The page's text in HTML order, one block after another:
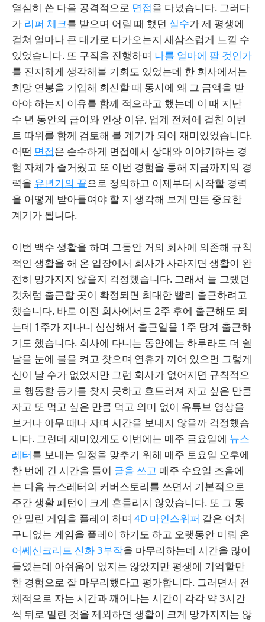
열심히 쓴 다음 공격적으로 면접을 다녔습니다. 그러다
가 리퍼 체크를 받으며 어릴 때 했던 실수가 제 평생에
걸쳐 얼마나 큰 대가로 다가오는지 새삼스럽게 느낄 수
있었습니다. 또 구직을 진행하며 나를 얼마에 팔 것인가
를 진지하게 생각해볼 기회도 있었는데 한 회사에서는
희망 연봉을 기입해 회신할 때 동시에 왜 그 금액을 받
아야 하는지 이유를 함께 적으라고 했는데 이 때 지난
수 년 동안의 급여와 인상 이유, 업계 전체에 걸친 이벤
트 따위를 함께 검토해 볼 계기가 되어 재미있었습니다.
어떤 면접은 순수하게 면접에서 상대와 이야기하는 경
험 자체가 즐거웠고 또 이번 경험을 통해 지금까지의 경
력을 유년기의 끝으로 정의하고 이제부터 시작할 경력
을 어떻게 받아들여야 할 지 생각해 보게 만든 중요한
계기가 됩니다.
이번 백수 생활을 하며 그동안 거의 회사에 의존해 규칙
적인 생활을 해 온 입장에서 회사가 사라지면 생활이 완
전히 망가지지 않을지 걱정했습니다. 그래서 늘 그랬던
것처럼 출근할 곳이 확정되면 최대한 빨리 출근하려고
했습니다. 바로 이전 회사에서도 2주 후에 출근해도 되
는데 1주가 지나니 심심해서 출근일을 1주 당겨 출근하
기도 했습니다. 회사에 다니는 동안에는 하루라도 더 쉴
날을 눈에 불을 켜고 찾으며 연휴가 끼어 있으면 그렇게
신이 날 수가 없었지만 그런 회사가 없어지면 규칙적으
로 행동할 동기를 찾지 못하고 흐트러져 자고 싶은 만큼
자고 또 먹고 싶은 만큼 먹고 의미 없이 유튜브 영상을
보거나 아무 때나 자며 시간을 보내지 않을까 걱정했습
니다. 그런데 재미있게도 이번에는 매주 금요일에 뉴스
레터를 보내는 일정을 맞추기 위해 매주 토요일 오후에
한 번에 긴 시간을 들여 글을 쓰고 매주 수요일 즈음에
는 다음 뉴스레터의 커버스토리를 쓰면서 기본적으로
주간 생활 패턴이 크게 흔들리지 않았습니다. 또 그 동
안 밀린 게임을 플레이 하며 4D 마인스위퍼 같은 어처
구니없는 게임을 플레이 하기도 하고 오랫동안 미뤄 온
어쎄신크리드 신화 3부작을 마무리하는데 시간을 많이
들였는데 아쉬움이 없지는 않았지만 평생에 기억할만
한 경험으로 잘 마무리했다고 평가합니다. 그러면서 전
체적으로 자는 시간과 깨어나는 시간이 각각 약 3시간
씩 뒤로 밀린 것을 제외하면 생활이 크게 망가지지는 않